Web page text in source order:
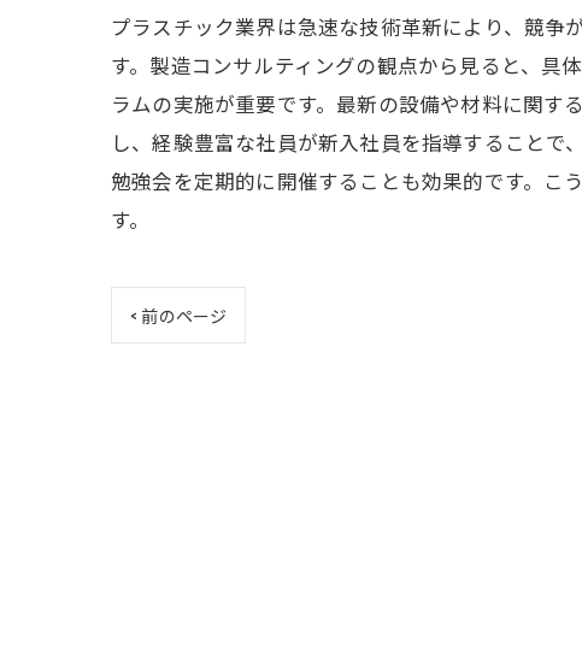
プラスチック業界は急速な技術革新により、競争
す。製造コンサルティングの観点から見ると、具
ラムの実施が重要です。最新の設備や材料に関
し、経験豊富な社員が新入社員を指導すること
勉強会を定期的に開催することも効果的です。こ
す。
< 前のページ